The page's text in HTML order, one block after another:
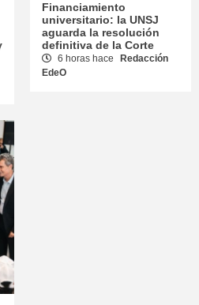
Financiamiento
universitario: la UNSJ
aguarda la resolución
definitiva de la Corte
6 horas hace
Redacción
EdeO